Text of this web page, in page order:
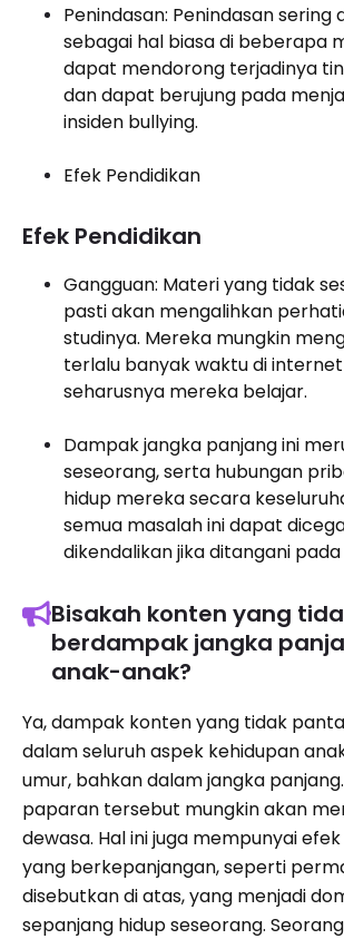
Penindasan: Penindasan
sebagai hal biasa di beberapa
dapat mendorong terjadinya
dan dapat berujung pada
insiden bullying.
Efek Pendidikan
Efek Pendidikan
Gangguan: Materi yang tidak
pasti akan mengalihkan
studinya. Mereka mungkin
terlalu banyak waktu di
seharusnya mereka belajar.
Dampak jangka panjang ini
seseorang, serta hubungan
hidup mereka secara
semua masalah ini dapat
dikendalikan jika ditangani
Bisakah konten yang
berdampak jangka
anak-anak?
Ya, dampak konten yang tidak
dalam seluruh aspek kehidupan
umur, bahkan dalam jangka
paparan tersebut mungkin akan
dewasa. Hal ini juga mempunyai
yang berkepanjangan, seperti
disebutkan di atas, yang menjadi
sepanjang hidup seseorang.